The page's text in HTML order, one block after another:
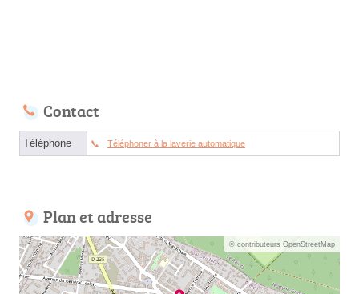
Contact
Téléphone Téléphoner à la laverie automatique
Plan et adresse
© contributeurs OpenStreetMap